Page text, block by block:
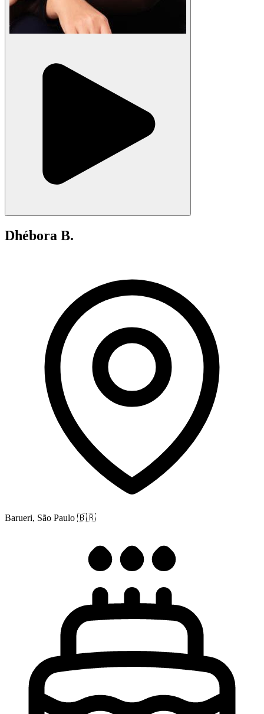
Dhébora B.
Barueri, São Paulo 🇧🇷